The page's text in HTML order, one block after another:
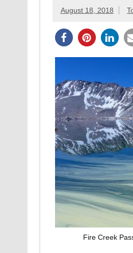
August 18, 2018
Fire Creek